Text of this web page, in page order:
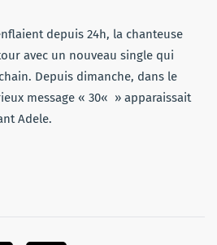
depuis 24h, la chanteuse
avec un nouveau single qui
Depuis dimanche, dans le
message « 30« » apparaissait
Adele.